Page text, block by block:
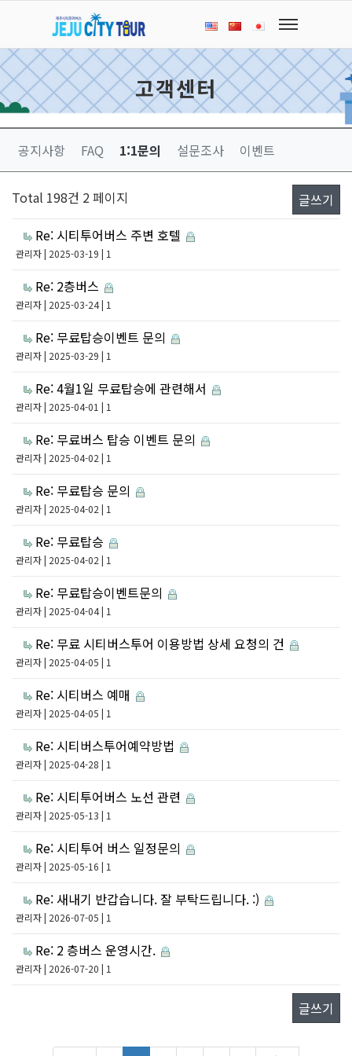
고객센터
공지사항 FAQ 1:1문의 설문조사 이벤트
Total 198건 2 페이지
글쓰기
Re: 시티투어버스 주변 호텔
관리자| 2025-03-19 | 1
Re: 2층버스
관리자| 2025-03-24 | 1
Re: 무료탑승이벤트 문의
관리자| 2025-03-29 | 1
Re: 4월1일 무료탑승에 관련해서
관리자| 2025-04-01 | 1
Re: 무료버스 탑승 이벤트 문의
관리자| 2025-04-02 | 1
Re: 무료탑승 문의
관리자| 2025-04-02 | 1
Re: 무료탑승
관리자| 2025-04-02 | 1
Re: 무료탑승이벤트문의
관리자| 2025-04-04 | 1
Re: 무료 시티버스투어 이용방법 상세 요청의 건
관리자| 2025-04-05 | 1
Re: 시티버스 예매
관리자| 2025-04-05 | 1
Re: 시티버스투어예약방법
관리자| 2025-04-28 | 1
Re: 시티투어버스 노선 관련
관리자| 2025-05-13 | 1
Re: 시티투어 버스 일정문의
관리자| 2025-05-16 | 1
Re: 새내기 반갑습니다. 잘 부탁드립니다. :)
관리자| 2026-07-05 | 1
Re: 2 층버스 운영시간.
관리자| 2026-07-20 | 1
글쓰기